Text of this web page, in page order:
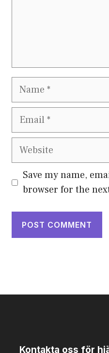
Name
Email
Website
Save my name,
browser for the
Kontakta oss för